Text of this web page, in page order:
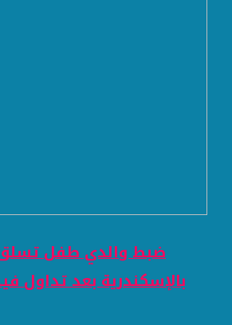
ضبط والدي طفل
بالإسكندرية بعد تداول